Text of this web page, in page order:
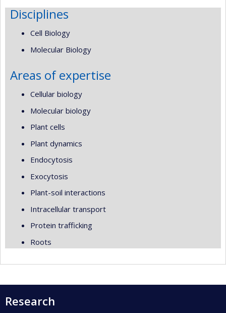
Disciplines
Cell Biology
Molecular Biology
Areas of expertise
Cellular biology
Molecular biology
Plant cells
Plant dynamics
Endocytosis
Exocytosis
Plant-soil interactions
Intracellular transport
Protein trafficking
Roots
Research